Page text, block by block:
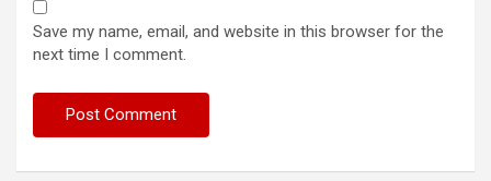
Save my name, email, and website in this browser for the
next time I comment.